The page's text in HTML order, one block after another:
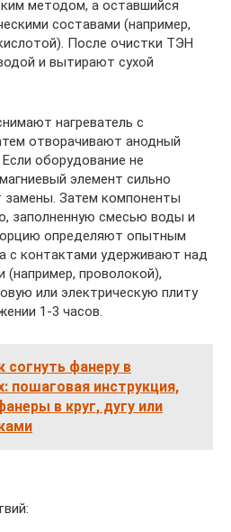
методом, а оставшийся
составами (например,
После очистки ТЭН
и вытирают сухой
нагреватель с
отворачивают анодный
оборудование не
элемент сильно
замены. Затем компоненты
заполненную смесью воды и
определяют опытным
с контактами удерживают над
проволокой),
или электрическую плиту
1-3 часов.
согнуть фанеру в
пошаговая инструкция,
в круг, дугу или